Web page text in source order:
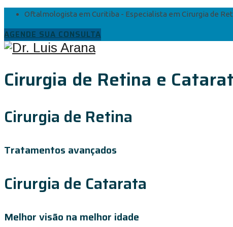
Oftalmologista em Curitiba - Especialista em Cirurgia de
AGENDE SUA CONSULTA
Cirurgia de Retina e
Cirurgia de Retina
Tratamentos avançados
Cirurgia de Catarata
Melhor visão na melhor idade